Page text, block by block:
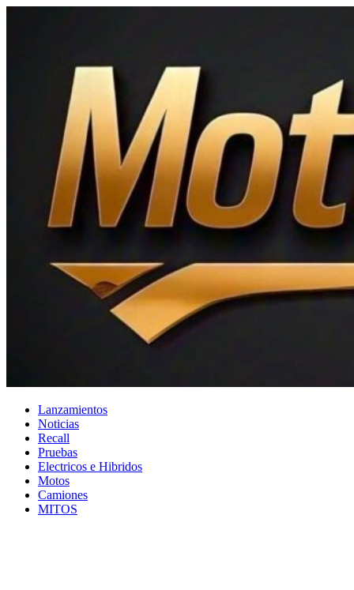
Lanzamientos
Noticias
Recall
Pruebas
Electricos e Hibridos
Motos
Camiones
MITOS